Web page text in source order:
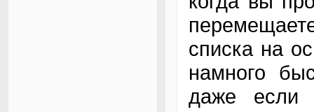
списка на
намного
даже если